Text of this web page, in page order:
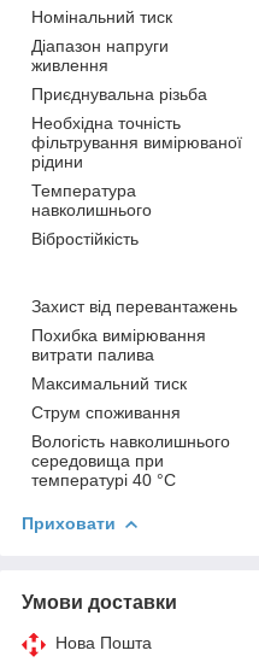
Номінальний тиск
Діапазон напруги
живлення
Приєднувальна різьба
Необхідна точність
фільтрування вимірюваної
рідини
Температура
навколишнього
Вібростійкість
Захист від перевантажень
Похибка вимірювання
витрати палива
Максимальний тиск
Струм споживання
Вологість навколишнього
середовища при
температурі 40 °С
Приховати
Умови доставки
Нова Пошта